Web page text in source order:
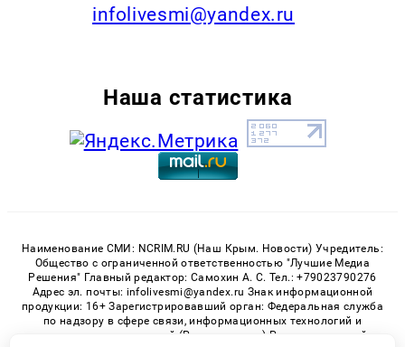
infolivesmi@yandex.ru
Наша статистика
Наименование СМИ: NCRIM.RU (Наш Крым. Новости) Учредитель:
Общество с ограниченной ответственностью "Лучшие Медиа
Решения" Главный редактор: Самохин А. С. Тел.: +79023790276
Адрес эл. почты: infolivesmi@yandex.ru Знак информационной
продукции: 16+ Зарегистрировавший орган: Федеральная служба
по надзору в сфере связи, информационных технологий и
массовых коммуникаций (Роскомнадзор) Регистрационный